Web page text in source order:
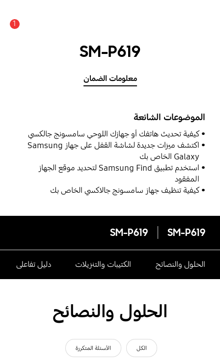
1
SM-P619
معلومات الضمان
الموضوعات الشائعة
كيفية تحديث هاتفك أو جهازك اللوحي سامسونج جالكسي
اكتشف ميزات جديدة لشاشة القفل على جهاز Samsung
Galaxy الخاص بك
استخدم تطبيق Samsung Find لتحديد موقع الجهاز
المفقود
كيفية تنظيف جهاز سامسونج جالاكسي الخاص بك
SM-P619
SM-P619
الحلول والنصائح الكتيبات والتنزيلات دليل تفاعلى
الحلول والنصائح
الكل الأسئلة المتكررة